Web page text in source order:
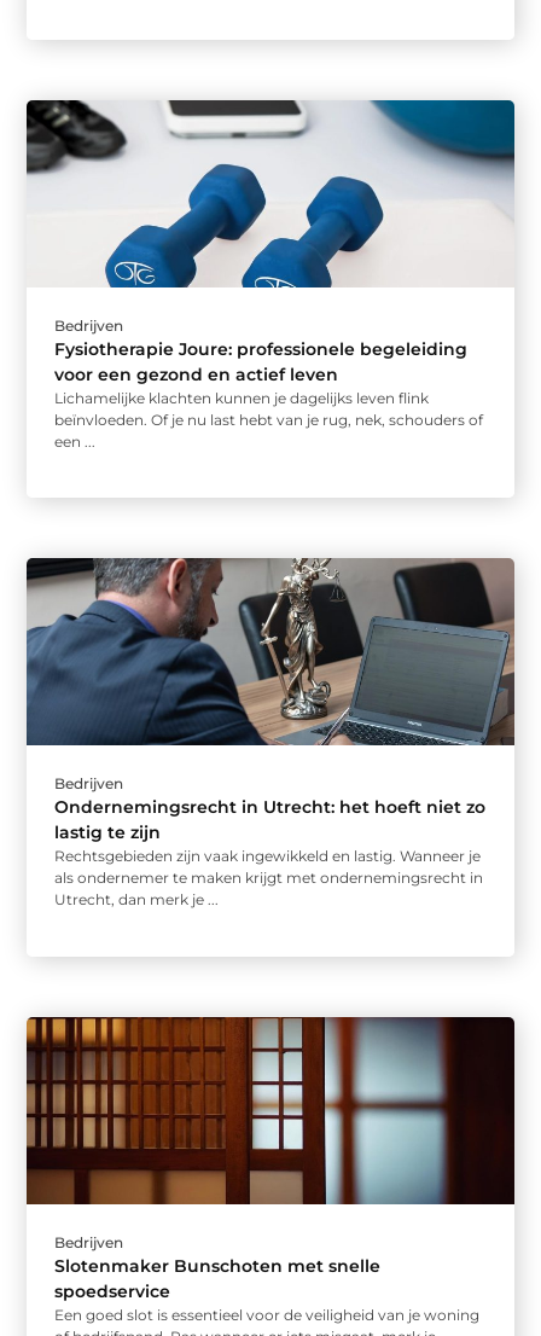
Bedrijven
Fysiotherapie Joure: professionele begeleiding
voor een gezond en actief leven
Lichamelijke klachten kunnen je dagelijks leven flink
beïnvloeden. Of je nu last hebt van je rug, nek, schouders of
een ...
Bedrijven
Ondernemingsrecht in Utrecht: het hoeft niet zo
lastig te zijn
Rechtsgebieden zijn vaak ingewikkeld en lastig. Wanneer je
als ondernemer te maken krijgt met ondernemingsrecht in
Utrecht, dan merk je ...
Bedrijven
Slotenmaker Bunschoten met snelle
spoedservice
Een goed slot is essentieel voor de veiligheid van je woning